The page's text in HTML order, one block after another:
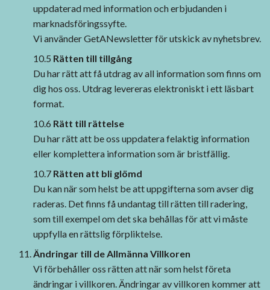
uppdaterad med information och erbjudanden i
marknadsföringssyfte.
Vi använder GetANewsletter för utskick av nyhetsbrev.
10.5 Rätten till tillgång
Du har rätt att få utdrag av all information som finns om
dig hos oss. Utdrag levereras elektroniskt i ett läsbart
format.
10.6 Rätt till rättelse
Du har rätt att be oss uppdatera felaktig information
eller komplettera information som är bristfällig.
10.7 Rätten att bli glömd
Du kan när som helst be att uppgifterna som avser dig
raderas. Det finns få undantag till rätten till radering,
som till exempel om det ska behållas för att vi måste
uppfylla en rättslig förpliktelse.
Ändringar till de Allmänna Villkoren
Vi förbehåller oss rätten att när som helst företa
ändringar i villkoren. Ändringar av villkoren kommer att